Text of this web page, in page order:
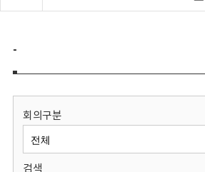
정
보
-
회의구분
검색